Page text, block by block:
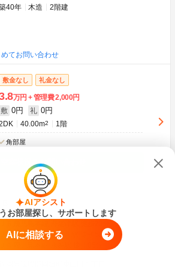
40年
木造 2階建
てお問い合わせ
敷金なし 礼金なし
万円 管理費2,000円
敷 0円 礼 0円
40.00m2 1階
角部屋
空室状況をお問い合わせ
ＪＲ鹿児島本線 遠賀川駅 徒歩58分
AIアシスト
お部屋探し、サポートします
AIに相談する